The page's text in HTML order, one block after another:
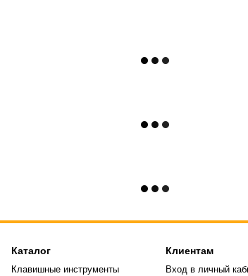
Каталог
Клавишные инструменты
Клиентам
Вход в личный